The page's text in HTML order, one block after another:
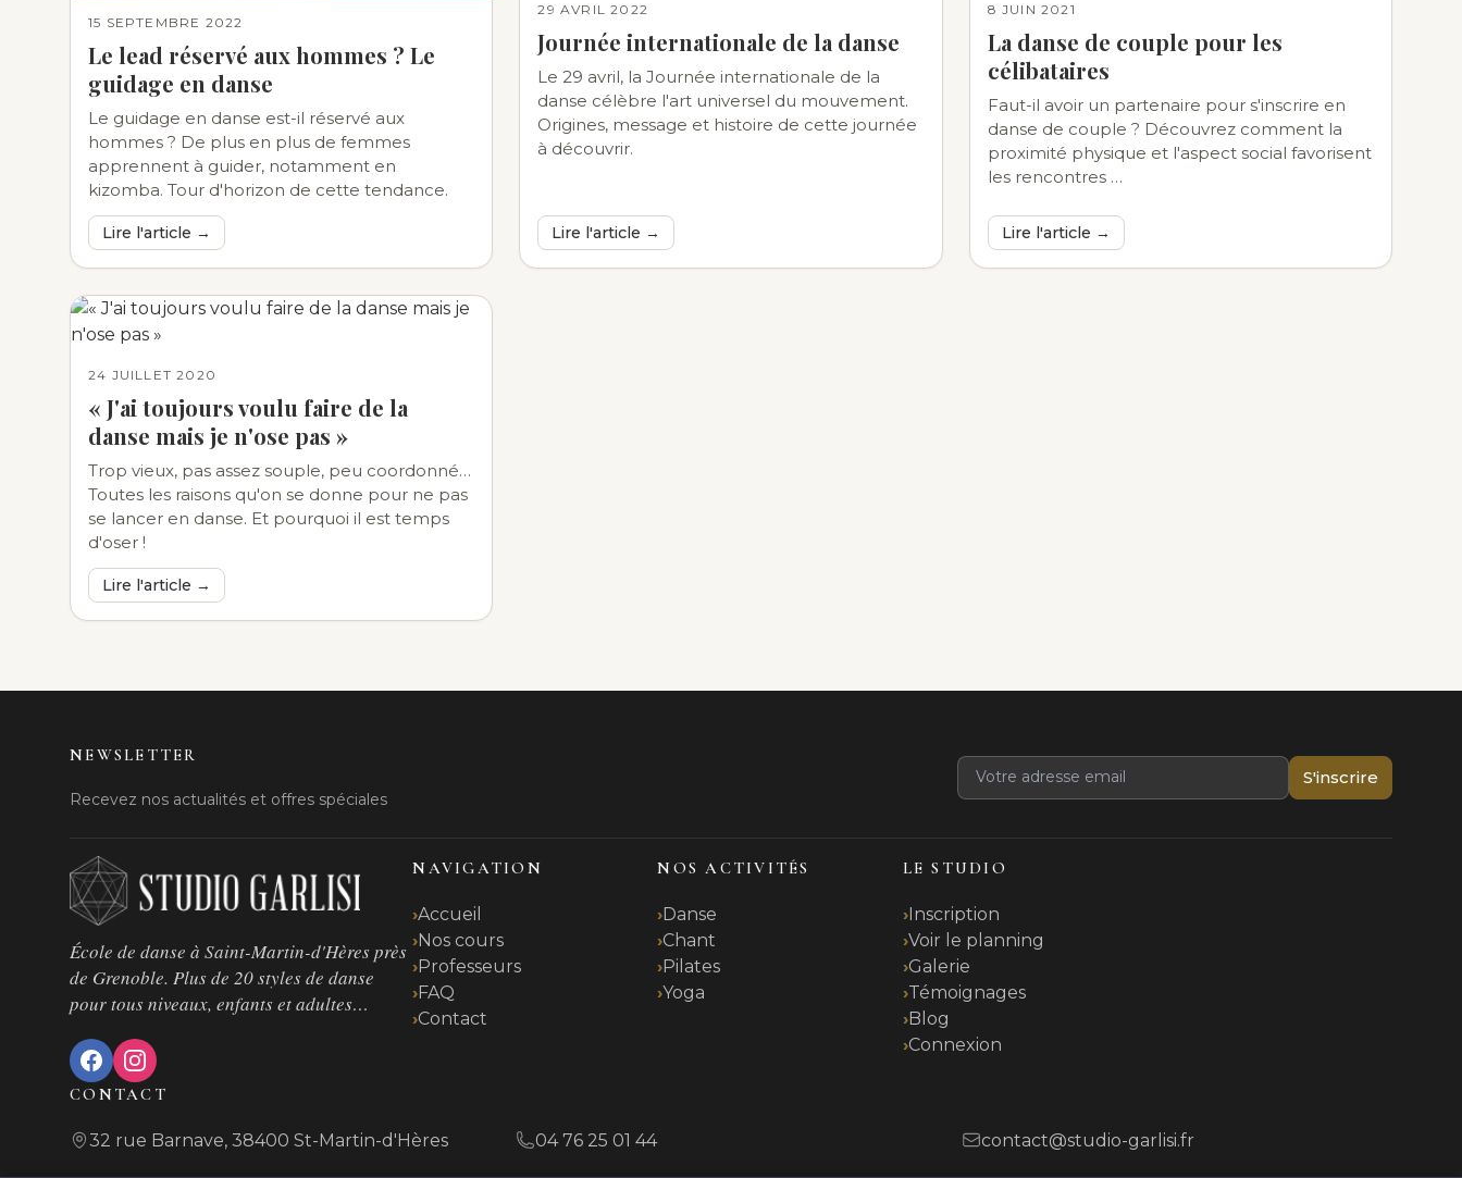
15 SEPTEMBRE 2022
Le lead réservé aux hommes ? Le
guidage en danse
Le guidage en danse est-il réservé aux
hommes ? De plus en plus de femmes
apprennent à guider, notamment en
kizomba. Tour d'horizon de cette tendance.
Lire l'article →
29 AVRIL 2022
Journée internationale de la danse
Le 29 avril, la Journée internationale de la
danse célèbre l'art universel du mouvement.
Origines, message et histoire de cette journée
à découvrir.
Lire l'article →
8 JUIN 2021
La danse de couple pour les
célibataires
Faut-il avoir un partenaire pour s'inscrire en
danse de couple ? Découvrez comment la
proximité physique et l'aspect social favorisent
les rencontres …
Lire l'article →
24 JUILLET 2020
« J'ai toujours voulu faire de la
danse mais je n'ose pas »
Trop vieux, pas assez souple, peu coordonné…
Toutes les raisons qu'on se donne pour ne pas
se lancer en danse. Et pourquoi il est temps
d'oser !
Lire l'article →
NEWSLETTER
Recevez nos actualités et offres spéciales
S'inscrire
École de danse à Saint-Martin-d'Hères près
de Grenoble. Plus de 20 styles de danse
pour tous niveaux, enfants et adultes…
NAVIGATION
Accueil
Nos cours
Professeurs
FAQ
Contact
NOS ACTIVITÉS
Danse
Chant
Pilates
Yoga
LE STUDIO
Inscription
Voir le planning
Galerie
Témoignages
Blog
Connexion
CONTACT
32 rue Barnave, 38400 St-Martin-d'Hères 04 76 25 01 44 contact@studio-garlisi.fr